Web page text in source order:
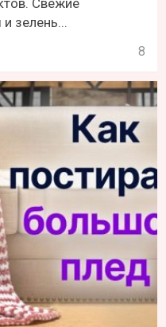
зелень...
8